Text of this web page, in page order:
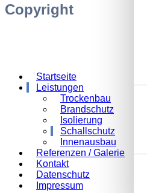
Copyright
Startseite
Leistungen
Trockenbau
Brandschutz
Isolierung
Schallschutz
Innenausbau
Referenzen / Galerie
Kontakt
Datenschutz
Impressum